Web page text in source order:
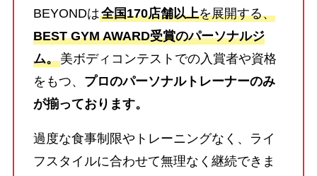
BEYONDは全国170店舗以上を展開する、
BEST GYM AWARD受賞のパーソナルジ
ム。美ボディコンテストでの入賞者や資格
をもつ、 プロのパーソナルトレーナーのみ
が揃っております。
過度な食事制限やトレーニングなく、ライ
フスタイルに合わせて無理なく継続できま